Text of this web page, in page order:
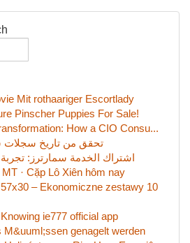
Mit rothaariger Escortlady
Pinscher Puppies For Sale!
How a CIO Consu...
تحقق من تاريخ سجلات
اشتراك الخدمة سمارترز:
· Cặp Lô Xiên hôm nay
– Ekonomiczne zestawy 10
ie777 official app
M&uuml;ssen genagelt werden